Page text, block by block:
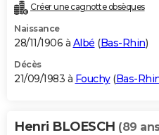
Créer une cagnotte obsèques
Naissance
28/11/1906 à Albé (Bas-Rhin)
Décès
21/09/1983 à Fouchy(Bas-
Henri BLOESCH (89